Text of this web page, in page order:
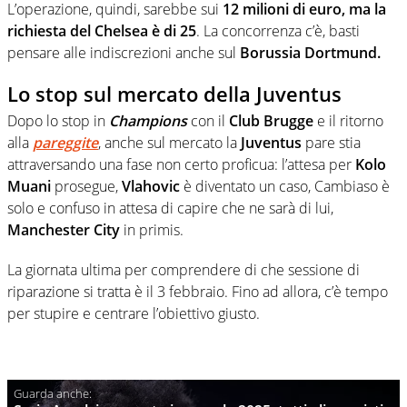
L’operazione, quindi, sarebbe sui 12 milioni di euro, ma la
richiesta del Chelsea è di 25. La concorrenza c’è, basti
pensare alle indiscrezioni anche sul Borussia Dortmund.
Lo stop sul mercato della Juventus
Dopo lo stop in Champions con il Club Brugge e il ritorno
alla pareggite, anche sul mercato la Juventus pare stia
attraversando una fase non certo proficua: l’attesa per Kolo
Muani prosegue,Vlahovic è diventato un caso, Cambiaso è
solo e confuso in attesa di capire che ne sarà di lui,
Manchester City in primis.
La giornata ultima per comprendere di che sessione di
riparazione si tratta è il 3 febbraio. Fino ad allora, c’è tempo
per stupire e centrare l’obiettivo giusto.